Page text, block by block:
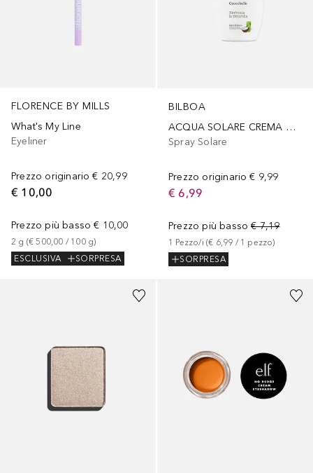
FLORENCE BY MILLS
What's My Line
Eyeliner
Prezzo originario € 20,99
€ 10,00
Prezzo più basso € 10,00
2 g (€ 500,00 / 100 g)
ESCLUSIVA
SORPRESA
BILBOA
ACQUA SOLARE CREMA COCCO
Spray Solare
Prezzo originario € 9,99
€ 6,99
Prezzo più basso € 7,19
1 Pezzo/i (€ 6,99 / 1 pezzo)
SORPRESA
+2